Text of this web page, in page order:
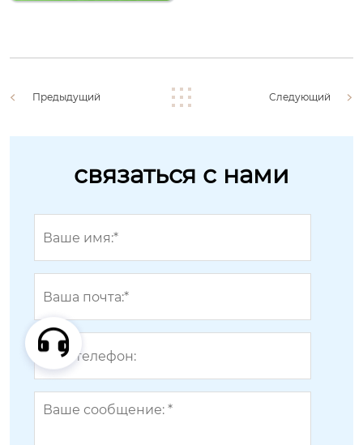
Предыдущий Следующий
связаться с нами